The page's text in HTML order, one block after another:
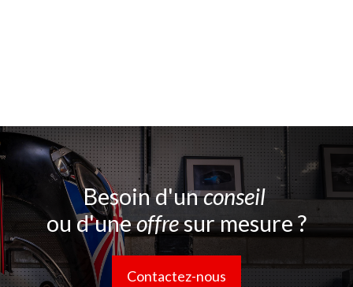
Besoin d'unconseil
ou d'uneoffresur mesure ?
Contactez-nous